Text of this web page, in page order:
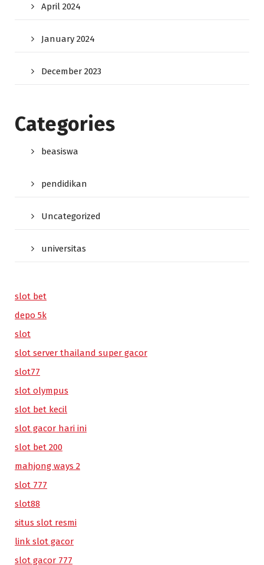
April 2024
January 2024
December 2023
Categories
beasiswa
pendidikan
Uncategorized
universitas
slot bet
depo 5k
slot
slot server thailand super gacor
slot77
slot olympus
slot bet kecil
slot gacor hari ini
slot bet 200
mahjong ways 2
slot 777
slot88
situs slot resmi
link slot gacor
slot gacor 777